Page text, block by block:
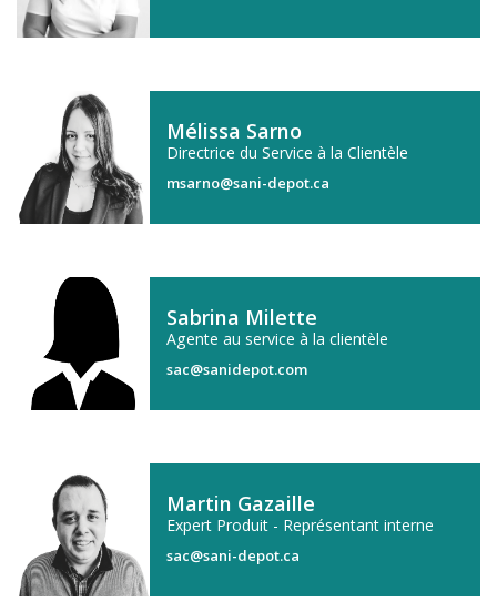
Mélissa Sarno
Directrice du Service à la Clientèle
msarno@sani-depot.ca
Sabrina Milette
Agente au service à la clientèle
sac@sanidepot.com
Martin Gazaille
Expert Produit - Représentant interne
sac@sani-depot.ca